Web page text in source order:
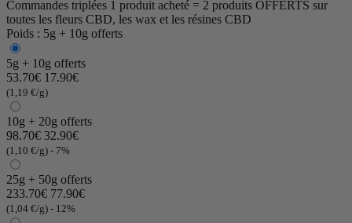
Commandes triplées 1 produit acheté = 2 produits OFFERTS sur
toutes les fleurs CBD, les wax et les résines CBD
Poids : 5g + 10g offerts
5g + 10g offerts
53.70€ 17.90€
(1,19 €/g)
10g + 20g offerts
98.70€ 32.90€
(1,10 €/g) - 7%
25g + 50g offerts
233.70€ 77.90€
(1,04 €/g) - 12%